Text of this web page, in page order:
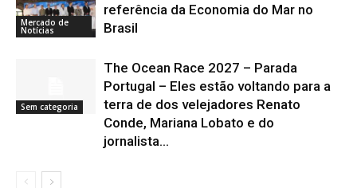
Mercado de
Notícias
referência da Economia do Mar no
Brasil
Sem categoria
The Ocean Race 2027 – Parada
Portugal – Eles estão voltando para a
terra de dos velejadores Renato
Conde, Mariana Lobato e do
jornalista...